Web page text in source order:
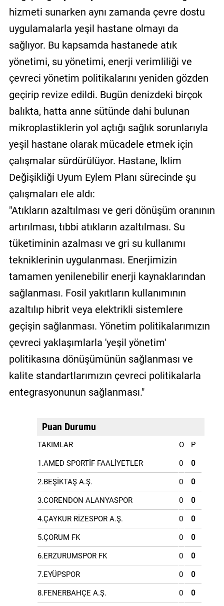
hizmeti sunarken aynı zamanda çevre dostu
uygulamalarla yeşil hastane olmayı da
sağlıyor. Bu kapsamda hastanede atık
yönetimi, su yönetimi, enerji verimliliği ve
çevreci yönetim politikalarını yeniden gözden
geçirip revize edildi. Bugün denizdeki birçok
balıkta, hatta anne sütünde dahi bulunan
mikroplastiklerin yol açtığı sağlık sorunlarıyla
yeşil hastane olarak mücadele etmek için
çalışmalar sürdürülüyor. Hastane, İklim
Değişikliği Uyum Eylem Planı sürecinde şu
çalışmaları ele aldı:
"Atıkların azaltılması ve geri dönüşüm oranının
artırılması, tıbbi atıkların azaltılması. Su
tüketiminin azalması ve gri su kullanımı
tekniklerinin uygulanması. Enerjimizin
tamamen yenilenebilir enerji kaynaklarından
sağlanması. Fosil yakıtların kullanımının
azaltılıp hibrit veya elektrikli sistemlere
geçişin sağlanması. Yönetim politikalarımızın
çevreci yaklaşımlarla 'yeşil yönetim'
politikasına dönüşümünün sağlanması ve
kalite standartlarımızın çevreci politikalarla
entegrasyonunun sağlanması."
Puan Durumu
TAKIMLAR O P
1.AMED SPORTİF FAALİYETLER 0 0
2.BEŞİKTAŞ A.Ş. 0 0
3.CORENDON ALANYASPOR 0 0
4.ÇAYKUR RİZESPOR A.Ş. 0 0
5.ÇORUM FK 0 0
6.ERZURUMSPOR FK 0 0
7.EYÜPSPOR 0 0
8.FENERBAHÇE A.Ş. 0 0